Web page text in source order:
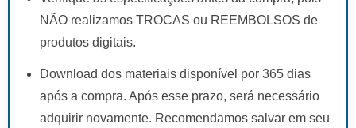
NÃO realizamos TROCAS ou REEMBOLSOS de
produtos digitais.
Download dos materiais disponível por 365 dias
após a compra. Após esse prazo, será necessário
adquirir novamente. Recomendamos salvar em seu